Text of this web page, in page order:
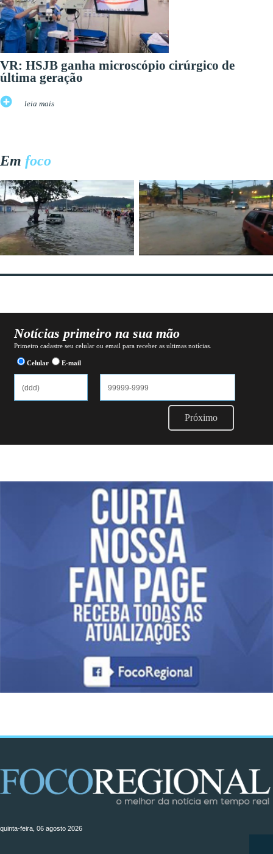
VR: HSJB ganha microscópio cirúrgico de
última geração
leia mais
Em foco
Notícias primeiro na sua mão
Primeiro cadastre seu celular ou email para receber as ultimas notícias.
Celular E-mail
Próximo
quinta-feira, 06 agosto 2026